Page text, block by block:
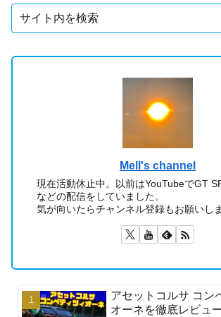
Mell's channel
現在活動休止中。以前はYouTubeでGT
などの配信をしていました。
気が向いたらチャンネル登録もお願いし
アセットコルサ コン
オーネを徹底レビュー